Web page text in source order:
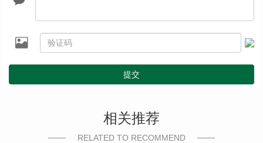
提交
相关推荐
RELATED TO RECOMMEND